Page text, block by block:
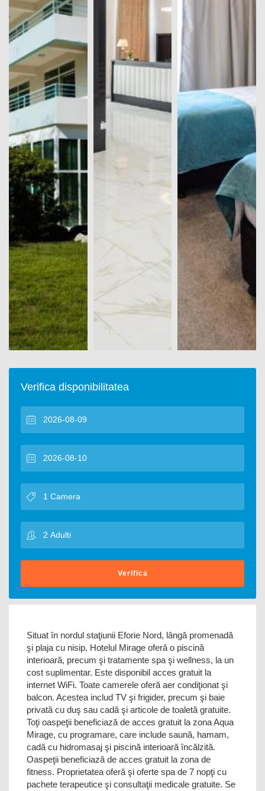
Verifica disponibilitatea
Verifica
Situat în nordul staţiunii Eforie Nord, lângă promenadă
şi plaja cu nisip, Hotelul Mirage oferă o piscină
interioară, precum şi tratamente spa şi wellness, la un
cost suplimentar. Este disponibil acces gratuit la
internet WiFi. Toate camerele oferă aer condiţionat şi
balcon. Acestea includ TV şi frigider, precum şi baie
privată cu duş sau cadă şi articole de toaletă gratuite.
Toţi oaspeţii beneficiază de acces gratuit la zona Aqua
Mirage, cu programare, care include saună, hamam,
cadă cu hidromasaj şi piscină interioară încălzită.
Oaspeţii beneficiază de acces gratuit la zona de
fitness. Proprietatea oferă şi oferte spa de 7 nopţi cu
pachete terapeutice şi consultaţii medicale gratuite. Se